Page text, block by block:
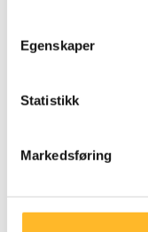
Egenskaper
Statistikk
Markedsføring
seg til tjeneste